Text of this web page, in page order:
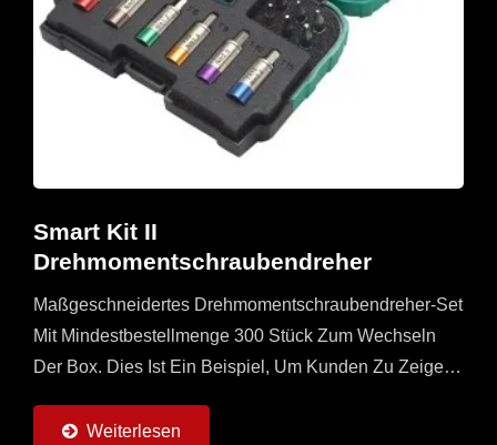
Smart Kit II
Drehmomentschraubendreher
Maßgeschneidertes Drehmomentschraubendreher-Set
Mit Mindestbestellmenge 300 Stück Zum Wechseln
Der Box. Dies Ist Ein Beispiel, Um Kunden Zu Zeigen,
Gestalteten...
Weiterlesen